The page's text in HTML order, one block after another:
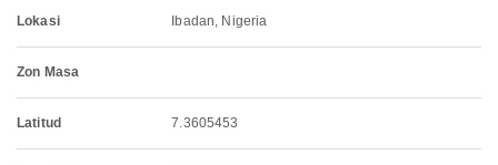
Lokasi Ibadan, Nigeria
Zon Masa
Latitud 7.3605453